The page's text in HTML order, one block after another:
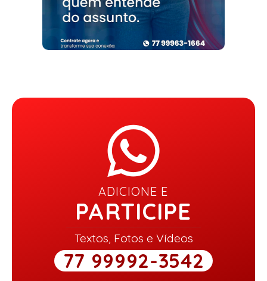
ADICIONE E
PARTICIPE
Textos, Fotos e Vídeos
77 99992-3542